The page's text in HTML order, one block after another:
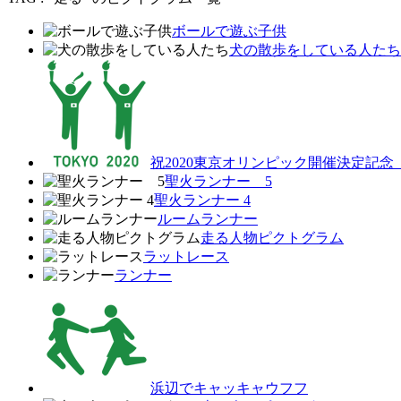
ボールで遊ぶ子供
犬の散歩をしている人たち
祝2020東京オリンピック開催決定記
聖火ランナー 5
聖火ランナー 4
ルームランナー
走る人物ピクトグラム
ラットレース
ランナー
浜辺でキャッキャウフフ